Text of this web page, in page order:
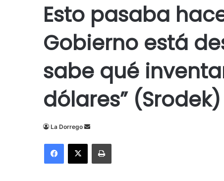
Esto pasaba
Gobierno está
sabe qué
dólares” (Srodek)
La Dorrego
Send
email
Facebook
X Imprimir